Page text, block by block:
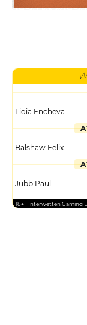
Lidia Encheva
Balshaw Felix
Jubb Paul
18+ | Interwetten Gaming